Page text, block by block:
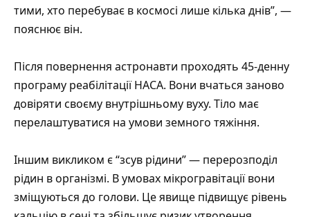
тими, хто перебуває в космосі лише кілька днів”, —
пояснює він.
Після повернення астронавти проходять 45-денну
програму реабілітації НАСА. Вони вчаться заново
довіряти своєму внутрішньому вуху. Тіло має
перелаштуватися на умови земного тяжіння.
Іншим викликом є “зсув рідини” — перерозподіл
рідин в організмі. В умовах мікрогравітації вони
зміщуються до голови. Це явище підвищує рівень